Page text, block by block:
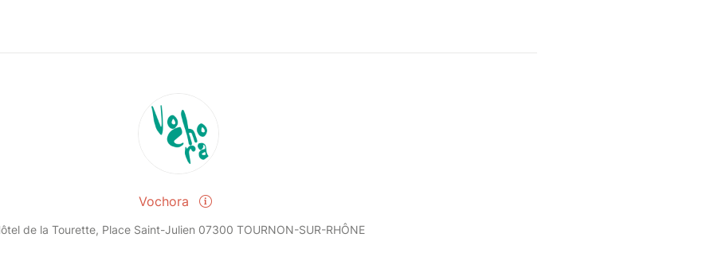
Vochora
de la Tourette, Place Saint-Julien 07300 TOURNON-SUR-RHÔNE